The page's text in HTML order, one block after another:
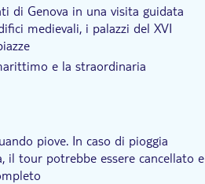
di Genova in una visita guidata
medievali, i palazzi del XVI
e la straordinaria
della città, patrimonio
il Teatro dell'Opera, il Palazzo dei
Arti e molto altro
piove. In caso di pioggia
il tour potrebbe essere cancellato e